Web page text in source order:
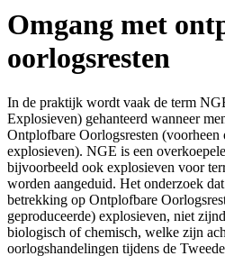
Omgang met
oorlogsresten
In de praktijk wordt vaak de term
Explosieven) gehanteerd wanneer
Ontplofbare Oorlogsresten
explosieven). NGE is een
bijvoorbeeld ook explosieven voor
worden aangeduid. Het onderzoek
betrekking op Ontplofbare
geproduceerde) explosieven, niet
biologisch of chemisch, welke zijn
oorlogshandelingen tijdens de